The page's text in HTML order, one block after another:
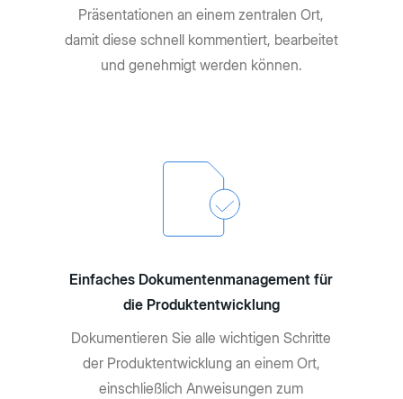
Präsentationen an einem zentralen Ort,
damit diese schnell kommentiert, bearbeitet
und genehmigt werden können.
Einfaches Dokumentenmanagement für
die Produktentwicklung
Dokumentieren Sie alle wichtigen Schritte
der Produktentwicklung an einem Ort,
einschließlich Anweisungen zum